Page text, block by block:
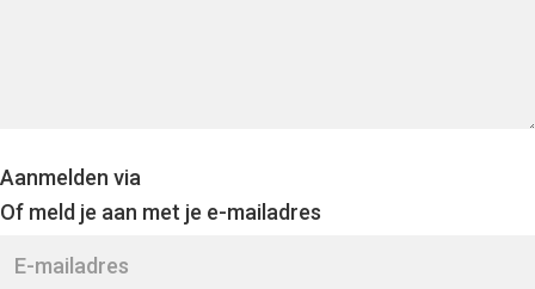
Aanmelden via
Of meld je aan met je e-mailadres